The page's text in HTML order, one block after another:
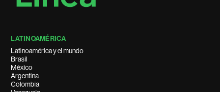
LATINOAMÉRICA
Latinoamérica y el mundo
Brasil
México
Argentina
Colombia